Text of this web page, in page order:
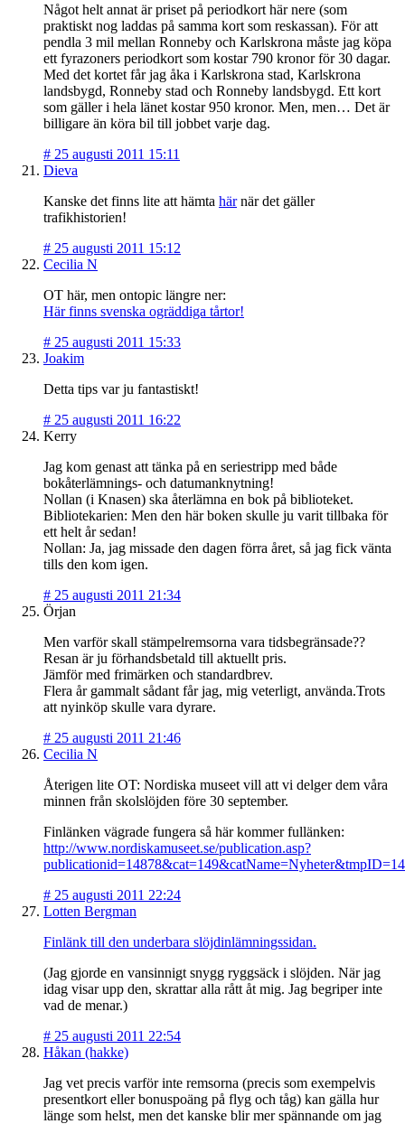
Något helt annat är priset på periodkort här nere (som
praktiskt nog laddas på samma kort som reskassan). För att
pendla 3 mil mellan Ronneby och Karlskrona måste jag köpa
ett fyrazoners periodkort som kostar 790 kronor för 30 dagar.
Med det kortet får jag åka i Karlskrona stad, Karlskrona
landsbygd, Ronneby stad och Ronneby landsbygd. Ett kort
som gäller i hela länet kostar 950 kronor. Men, men… Det är
billigare än köra bil till jobbet varje dag.
# 25 augusti 2011 15:11
Dieva
Kanske det finns lite att hämta härnär det gäller
trafikhistorien!
# 25 augusti 2011 15:12
Cecilia N
OT här, men ontopic längre ner:
Här finns svenska ogräddiga tårtor!
# 25 augusti 2011 15:33
Joakim
Detta tips var ju fantastiskt!
# 25 augusti 2011 16:22
Kerry
Jag kom genast att tänka på en seriestripp med både
bokåterlämnings- och datumanknytning!
Nollan (i Knasen) ska återlämna en bok på biblioteket.
Bibliotekarien: Men den här boken skulle ju varit tillbaka för
ett helt år sedan!
Nollan: Ja, jag missade den dagen förra året, så jag fick vänta
tills den kom igen.
# 25 augusti 2011 21:34
Örjan
Men varför skall stämpelremsorna vara tidsbegränsade??
Resan är ju förhandsbetald till aktuellt pris.
Jämför med frimärken och standardbrev.
Flera år gammalt sådant får jag, mig veterligt, använda.Trots
att nyinköp skulle vara dyrare.
# 25 augusti 2011 21:46
Cecilia N
Återigen lite OT: Nordiska museet vill att vi delger dem våra
minnen från skolslöjden före 30 september.
Finlänken vägrade fungera så här kommer fullänken:
http://www.nordiskamuseet.se/publication.asp?
# 25 augusti 2011 22:24
Lotten Bergman
Finlänk till den underbara slöjdinlämningssidan.
(Jag gjorde en vansinnigt snygg ryggsäck i slöjden. När jag
idag visar upp den, skrattar alla rått åt mig. Jag begriper inte
vad de menar.)
# 25 augusti 2011 22:54
Håkan (hakke)
Jag vet precis varför inte remsorna (precis som exempelvis
presentkort eller bonuspoäng på flyg och tåg) kan gälla hur
länge som helst, men det kanske blir mer spännande om jag